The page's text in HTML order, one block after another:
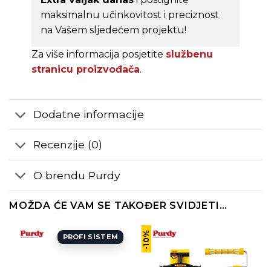
maksimalnu učinkovitost i preciznost
na Vašem sljedećem projektu!
Za više informacija posjetite službenu
stranicu proizvođača.
Dodatne informacije
Recenzije (0)
O brendu Purdy
MOŽDA ĆE VAM SE TAKOĐER SVIDJETI…
PROFI SISTEM -10%